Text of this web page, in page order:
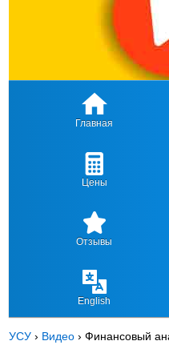
Главная
Цены
Отзывы
English
УСУ › Видео ›Финансовый